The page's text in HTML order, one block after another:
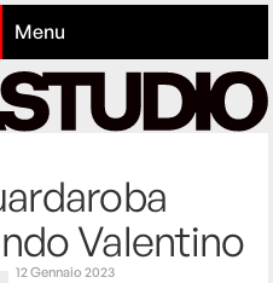
Menu
Valentino
12 Gennaio 2023